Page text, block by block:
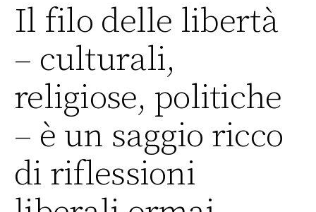
Il filo delle libertà
– culturali,
religiose, politiche
– è un saggio ricco
di riflessioni